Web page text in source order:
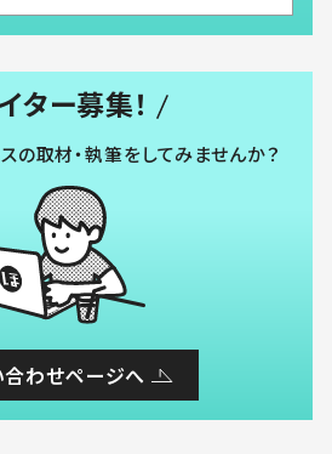
ター募集！
の取材・執筆をしてみませんか？
合わせページへ